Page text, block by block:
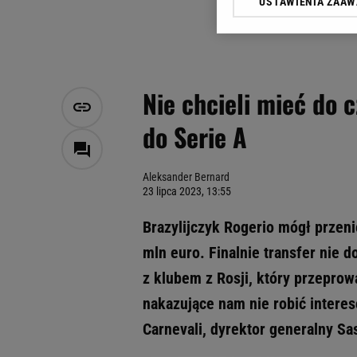
Nie chcieli mieć do
do Serie A
Aleksander Bernard
23 lipca 2023, 13:55
Brazylijczyk Rogerio mógł
mln euro. Finalnie transfer nie
z klubem z Rosji, który
nakazujące nam nie robić
Carnevali, dyrektor generalny
Klikając „Akceptuję”
Zaufanych Partnerów i
My, nasi Zaufani
Przechowywanie